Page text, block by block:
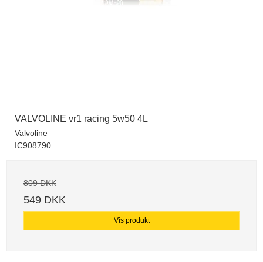
VALVOLINE vr1 racing 5w50 4L
Valvoline
IC908790
809 DKK
549 DKK
Vis produkt